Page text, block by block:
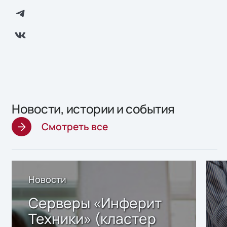
Новости, истории и события
Смотреть все
Новости
Серверы «Инферит
Техники» (кластер